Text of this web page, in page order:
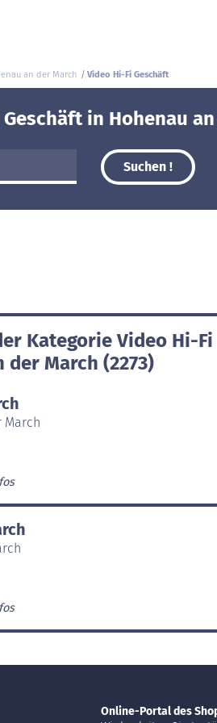
an der March Video Hi-Fi Geschäft
in Hohenau
Suchen !
Kategorie Video Hi-Fi
March (2273)
March
Online-Portal des